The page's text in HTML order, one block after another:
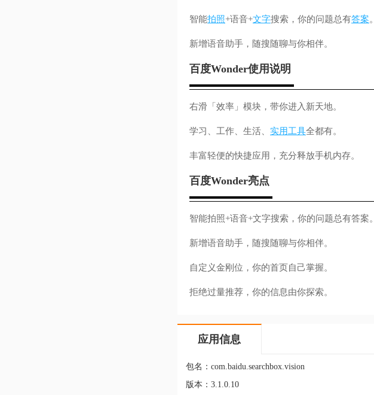
智能拍照+语音+文字搜索，你的问题总有答案。
新增语音助手，随搜随聊与你相伴。
百度Wonder使用说明
右滑「效率」模块，带你进入新天地。
学习、工作、生活、 实用工具全都有。
丰富轻便的快捷应用，充分释放手机内存。
百度Wonder亮点
智能拍照+语音+文字搜索，你的问题总有答案。
新增语音助手，随搜随聊与你相伴。
自定义金刚位，你的首页自己掌握。
拒绝过量推荐，你的信息由你探索。
应用信息
包名：com.baidu.searchbox.vision
版本：3.1.0.10